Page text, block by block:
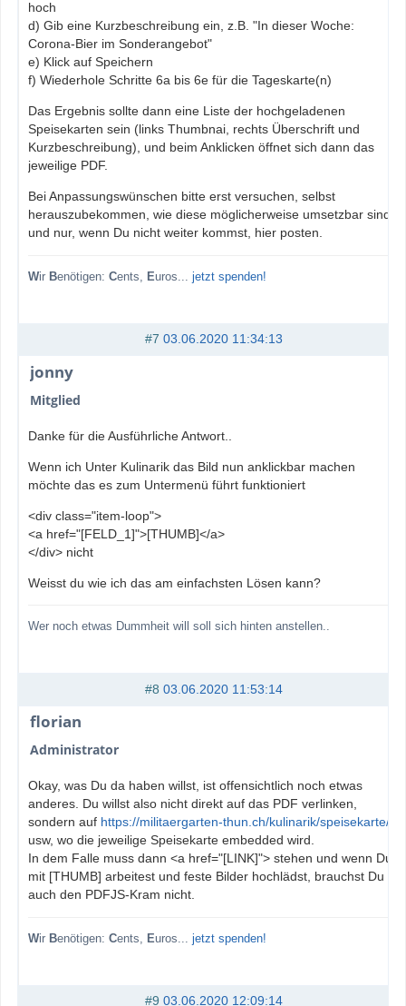
hoch
d) Gib eine Kurzbeschreibung ein, z.B. "In dieser Woche:
Corona-Bier im Sonderangebot"
e) Klick auf Speichern
f) Wiederhole Schritte 6a bis 6e für die Tageskarte(n)
Das Ergebnis sollte dann eine Liste der hochgeladenen
Speisekarten sein (links Thumbnai, rechts Überschrift und
Kurzbeschreibung), und beim Anklicken öffnet sich dann das
jeweilige PDF.
Bei Anpassungswünschen bitte erst versuchen, selbst
herauszubekommen, wie diese möglicherweise umsetzbar sind,
und nur, wenn Du nicht weiter kommst, hier posten.
Wir Benötigen: Cents, Euros... jetzt spenden!
#7 03.06.2020 11:34:13
jonny
Mitglied
Danke für die Ausführliche Antwort..
Wenn ich Unter Kulinarik das Bild nun anklickbar machen
möchte das es zum Untermenü führt funktioniert
<div class="item-loop">
<a href="[FELD_1]">[THUMB]</a>
</div> nicht
Weisst du wie ich das am einfachsten Lösen kann?
Wer noch etwas Dummheit will soll sich hinten anstellen..
#8 03.06.2020 11:53:14
florian
Administrator
Okay, was Du da haben willst, ist offensichtlich noch etwas
anderes. Du willst also nicht direkt auf das PDF verlinken,
sondern auf https://militaergarten-thun.ch/kulinarik/speisekarte/
usw, wo die jeweilige Speisekarte embedded wird.
In dem Falle muss dann <a href="[LINK]"> stehen und wenn Du
mit [THUMB] arbeitest und feste Bilder hochlädst, brauchst Du
auch den PDFJS-Kram nicht.
Wir Benötigen: Cents, Euros... jetzt spenden!
#9 03.06.2020 12:09:14